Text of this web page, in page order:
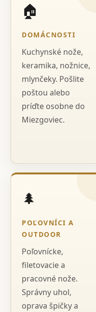
🏠
DOMÁCNOSTI
Kuchynské nože,
keramika, nožnice,
mlynčeky. Pošlite
poštou alebo
príďte osobne do
Miezgoviec.
🌲
POĽOVNÍCI A
OUTDOOR
Poľovnícke,
filetovacie a
pracovné nože.
Správny uhol,
oprava špičky a